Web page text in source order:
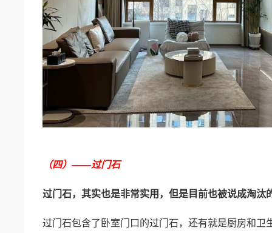
（四）——过门石
过门石，其实也是非常实用，但是目前也被说成淘汰
过门石包含了卧室门口的过门石，还有就是厨房和卫